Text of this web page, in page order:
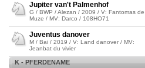
Jupiter van't Palmenhof
G / BWP / Alezan / 2009 / V: Fantomas de
Muze / MV: Darco / 108HO71
Juventus danover
M / Bai / 2019 / V: Land danover / MV:
Jeanbat du vivier
K - PFERDENAME